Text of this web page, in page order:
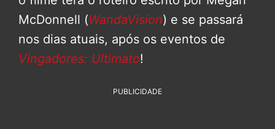
McDonnell (WandaVision) e se passará
nos dias atuais, após os eventos de
Vingadores: Ultimato!
PUBLICIDADE